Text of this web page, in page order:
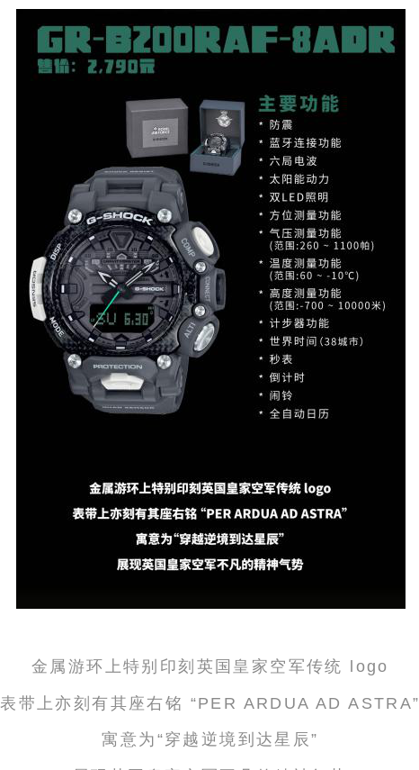
金属游环上特别印刻英国皇家空军传统 logo
表带上亦刻有其座右铭 “PER ARDUA AD ASTRA”
寓意为“穿越逆境到达星辰”